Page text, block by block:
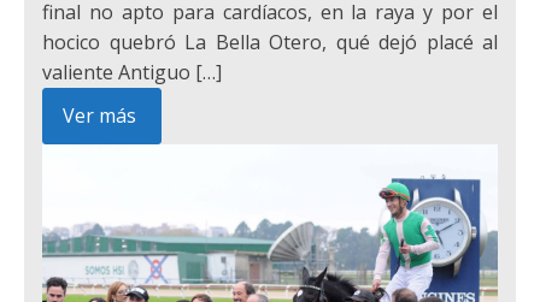
final no apto para cardíacos, en la raya y por el
hocico quebró La Bella Otero, qué dejó placé al
valiente Antiguo […]
Ver más